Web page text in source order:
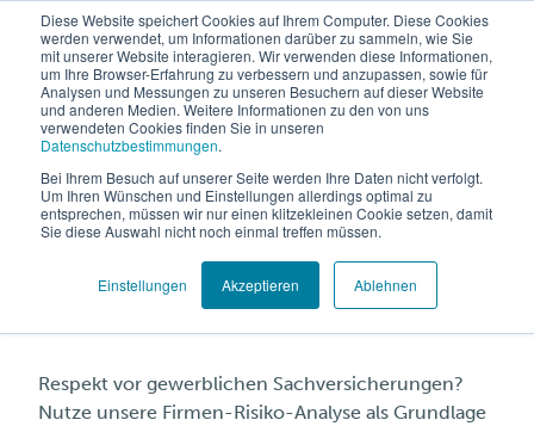
Diese Website speichert Cookies auf Ihrem Computer. Diese Cookies
werden verwendet, um Informationen darüber zu sammeln, wie Sie
mit unserer Website interagieren. Wir verwenden diese Informationen,
um Ihre Browser-Erfahrung zu verbessern und anzupassen, sowie für
Analysen und Messungen zu unseren Besuchern auf dieser Website
und anderen Medien. Weitere Informationen zu den von uns
verwendeten Cookies finden Sie in unseren
Datenschutzbestimmungen.
Bei Ihrem Besuch auf unserer Seite werden Ihre Daten nicht verfolgt.
Um Ihren Wünschen und Einstellungen allerdings optimal zu
entsprechen, müssen wir nur einen klitzekleinen Cookie setzen, damit
Sie diese Auswahl nicht noch einmal treffen müssen.
Einstellungen Akzeptieren Ablehnen
Sichere Dir die Firmen-
Risiko-Analyse für
Gewerbekunden
Respekt vor gewerblichen Sachversicherungen?
Nutze unsere Firmen-Risiko-Analyse als Grundlage